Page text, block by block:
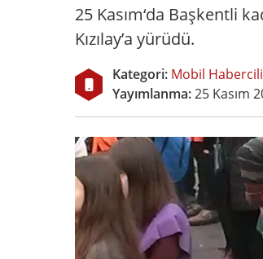
25 Kasım‘da Başkentli
Kızılay’a yürüdü.
Kategori: Mobil
Yayımlanma:25 Kasım